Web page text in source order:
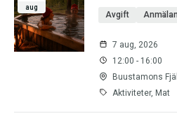
aug
Avgift
7 aug, 2026
12:00 - 16:00
Buustamons
Aktiviteter, Mat